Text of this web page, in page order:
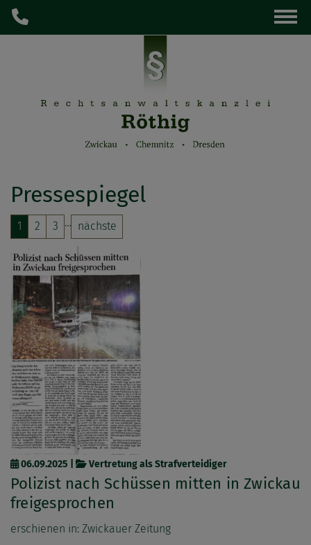
Pressespiegel
1 2 3 … nächste
06.09.2025 Vertretung als Strafverteidiger
Polizist nach Schüssen mitten in Zwickau
freigesprochen
erschienen in: Zwickauer Zeitung